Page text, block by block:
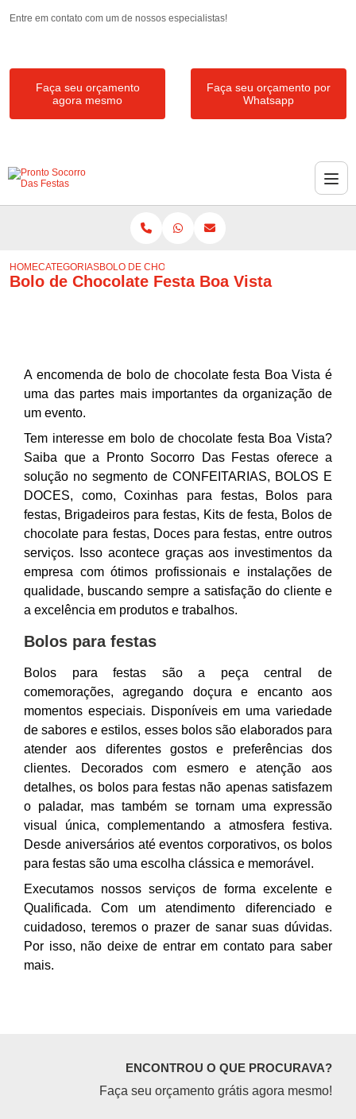
Entre em contato com um de nossos especialistas!
Faça seu orçamento
agora mesmo
Faça seu orçamento por
Whatsapp
HOMECATEGORIASBOLO DE CHOCOLATE FESTA BOA VISTA
Bolo de Chocolate Festa Boa Vista
A encomenda de bolo de chocolate festa Boa Vista é
uma das partes mais importantes da organização de
um evento.
Tem interesse em bolo de chocolate festa Boa Vista?
Saiba que a Pronto Socorro Das Festas oferece a
solução no segmento de CONFEITARIAS, BOLOS E
DOCES, como, Coxinhas para festas, Bolos para
festas, Brigadeiros para festas, Kits de festa, Bolos de
chocolate para festas, Doces para festas, entre outros
serviços. Isso acontece graças aos investimentos da
empresa com ótimos profissionais e instalações de
qualidade, buscando sempre a satisfação do cliente e
a excelência em produtos e trabalhos.
Bolos para festas
Bolos para festas são a peça central de
comemorações, agregando doçura e encanto aos
momentos especiais. Disponíveis em uma variedade
de sabores e estilos, esses bolos são elaborados para
atender aos diferentes gostos e preferências dos
clientes. Decorados com esmero e atenção aos
detalhes, os bolos para festas não apenas satisfazem
o paladar, mas também se tornam uma expressão
visual única, complementando a atmosfera festiva.
Desde aniversários até eventos corporativos, os bolos
para festas são uma escolha clássica e memorável.
Executamos nossos serviços de forma excelente e
Qualificada. Com um atendimento diferenciado e
cuidadoso, teremos o prazer de sanar suas dúvidas.
Por isso, não deixe de entrar em contato para saber
mais.
ENCONTROU O QUE PROCURAVA?
Faça seu orçamento grátis agora mesmo!